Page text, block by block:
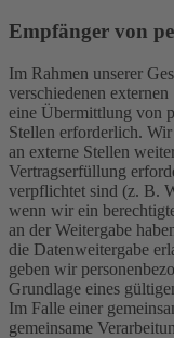
Empfänger von
Im Rahmen unserer
verschiedenen
eine Übermittlung von
Stellen erforderlich.
an externe Stellen
Vertragserfüllung
verpflichtet sind (z. B.
wenn wir ein
an der Weitergabe
die Datenweitergabe
geben wir
Grundlage eines
Im Falle einer
gemeinsame